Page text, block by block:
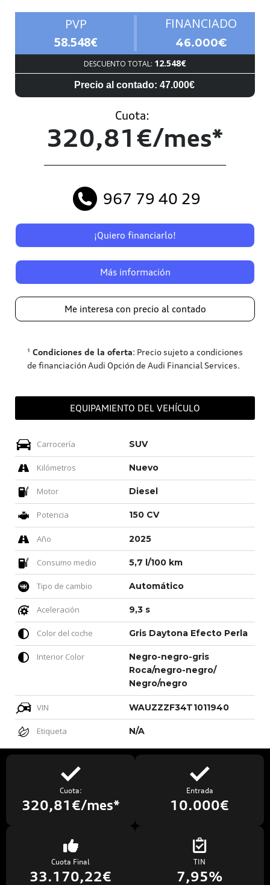
PVP
58.548€
FINANCIADO
46.000€
DESCUENTO TOTAL: 12.548€
Precio al contado: 47.000€
Cuota:
320,81€/mes*
967 79 40 29
¡Quiero financiarlo!
Más información
Me interesa con precio al contado
¹ Condiciones de la oferta: Precio sujeto a condiciones
de financiación Audi Opción de Audi Financial Services.
EQUIPAMIENTO DEL VEHÍCULO
Carrocería SUV
Kilómetros Nuevo
Motor Diesel
Potencia 150 CV
Año 2025
Consumo medio 5,7 l/100 km
Tipo de cambio Automático
Aceleración 9,3 s
Color del coche Gris Daytona Efecto Perla
Interior Color
Negro-negro-gris
Roca/negro-negro/
Negro/negro
VIN WAUZZZF34T1011940
Etiqueta N/A
Cuota:
320,81€/mes*
Entrada
10.000€
Cuota Final
33.170,22€
TIN
7,95%